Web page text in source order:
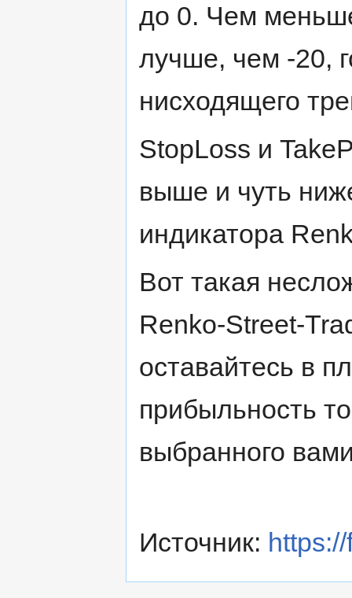
до 0. Чем
лучше, чем -20,
нисходящего
StopLoss и
выше и чуть
индикатора
Вот такая
Renko-Street-
оставайтесь в
прибыльность
выбранного
Источник: